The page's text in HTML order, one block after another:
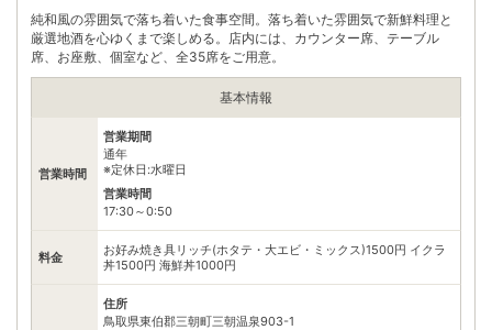
純和風の雰囲気で落ち着いた食事空間。落ち着いた雰囲気で新鮮料理と
厳選地酒を心ゆくまで楽しめる。店内には、カウンター席、テーブル
席、お座敷、個室など、全35席をご用意。
基本情報
営業時間
営業期間
通年
※定休日:水曜日
営業時間
17:30～0:50
料金
お好み焼き具リッチ(ホタテ・大エビ・ミックス)1500円 イクラ
丼1500円 海鮮丼1000円
住所
鳥取県東伯郡三朝町三朝温泉903-1